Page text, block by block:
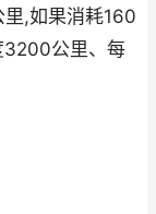
,如果消耗160
公里、每